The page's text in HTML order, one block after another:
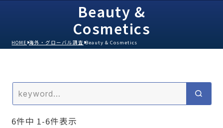
Beauty &
Cosmetics
HOME 海外・グローバル調査 Beauty & Cosmetics
6件中 1-6件表示